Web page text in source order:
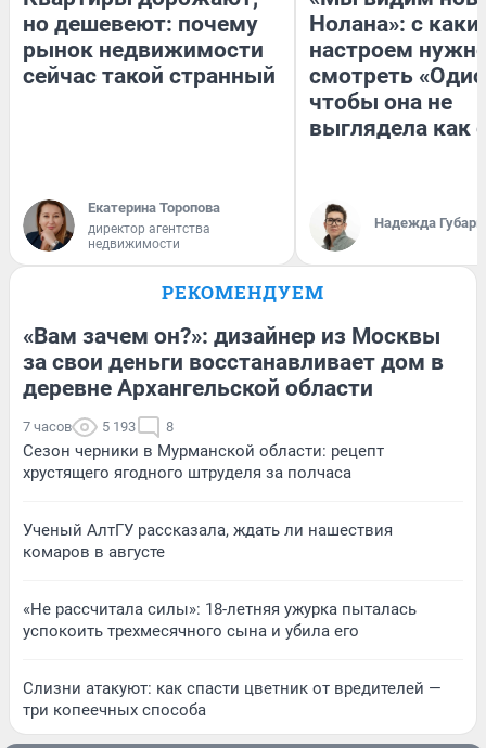
но дешевеют: почему
рынок недвижимости
сейчас такой странный
Екатерина Торопова
директор агентства
недвижимости
Нолана»: с
настроем
смотреть
чтобы она не
выглядела как
Надежда Губарь
РЕКОМЕНДУЕМ
«Вам зачем он?»: дизайнер из Москвы
за свои деньги восстанавливает дом в
деревне Архангельской области
7 часов 5 193 8
Сезон черники в Мурманской области: рецепт
хрустящего ягодного штруделя за полчаса
Ученый АлтГУ рассказала, ждать ли нашествия
комаров в августе
«Не рассчитала силы»: 18-летняя ужурка пыталась
успокоить трехмесячного сына и убила его
Слизни атакуют: как спасти цветник от вредителей —
три копеечных способа